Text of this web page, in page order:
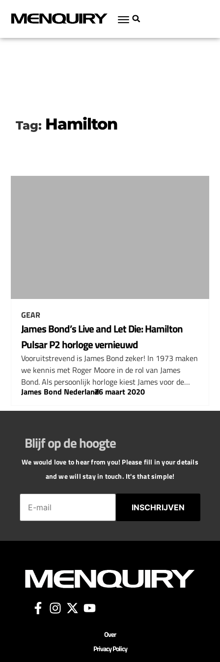
Tag: Hamilton
GEAR
James Bond’s Live and Let Die: Hamilton
Pulsar P2 horloge vernieuwd
Vooruitstrevend is James Bond zeker! In 1973 maken
we kennis met Roger Moore in de rol van James
Bond. Als persoonlijk horloge kiest James voor de…
James Bond Nederland
–
26 maart 2020
Blijf op de hoogte
We would love to hear from you! Please fill in your details
and we will stay in touch. It's that simple!
INSCHRIJVEN
Over
Privacy Policy